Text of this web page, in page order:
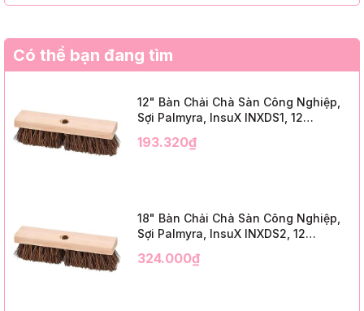
Có thể bạn đang tìm
12" Bàn Chải Chà Sàn Công Nghiệp,
Sợi Palmyra, InsuX INXDS1, 12
Trim)
193.320₫
18" Bàn Chải Chà Sàn Công Nghiệp,
Sợi Palmyra, InsuX INXDS2, 12
Trim)
324.000₫